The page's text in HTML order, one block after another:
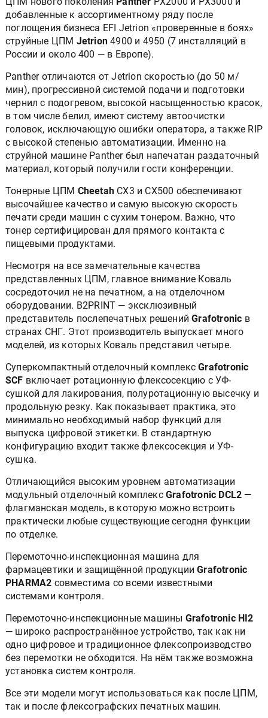
добавленные к ассортиментному ряду после
поглощения бизнеса EFI Jetrion «проверенные в боях»
струйные ЦПМ Jetrion 4900 и 4950 (7 инсталляций в
России и около 400 — в Европе).
Panther отличаются от Jetrion скоростью (до 50 м/
мин), прогрессивной системой подачи и подготовки
чернил с подогревом, высокой насыщенностью красок,
в том числе белил, имеют систему автоочистки
головок, исключающую ошибки оператора, а также RIP
с высокой степенью автоматизации. Именно на
струйной машине Panther был напечатан раздаточный
материал, который получили гости конференции.
Тонерные ЦПМ Cheetah CХ3 и СХ500 обеспечивают
высочайшее качество и самую высокую скорость
печати среди машин с сухим тонером. Важно, что
тонер сертифицирован для прямого контакта с
пищевыми продуктами.
Несмотря на все замечательные качества
представленных ЦПМ, главное внимание Коваль
сосредоточил не на печатном, а на отделочном
оборудовании. B2PRINT — эксклюзивный
представитель послепечатных решенийGrafotronic в
странах СНГ. Этот производитель выпускает много
моделей, из которых Коваль представил четыре.
Суперкомпактный отделочный комплексGrafotronic
SCF включает ротационную флексосекцию с УФ-
сушкой для лакирования, полуротационную высечку и
продольную резку. Как показывает практика, это
минимально необходимый набор функций для
выпуска цифровой этикетки. В стандартную
конфигурацию входит также флексосекция и УФ-
сушка.
Отличающийся высоким уровнем автоматизации
модульный отделочный комплекс Grafotronic DCL2 —
флагманская модель, в которую можно встроить
практически любые существующие сегодня функции
по отделке.
Перемоточно-инспекционная машина для
фармацевтики и защищённой продукцииGrafotronic
PHARMA2 совместима со всеми известными
системами контроля.
Перемоточно-инспекционные машины Grafotronic HI2
— широко распространённое устройство, так как ни
одно цифровое и традиционное флексопроизводство
без перемотки не обходится. На нём также возможна
установка систем контроля.
Все эти модели могут использоваться как после ЦПМ,
так и после флексографских печатных машин.